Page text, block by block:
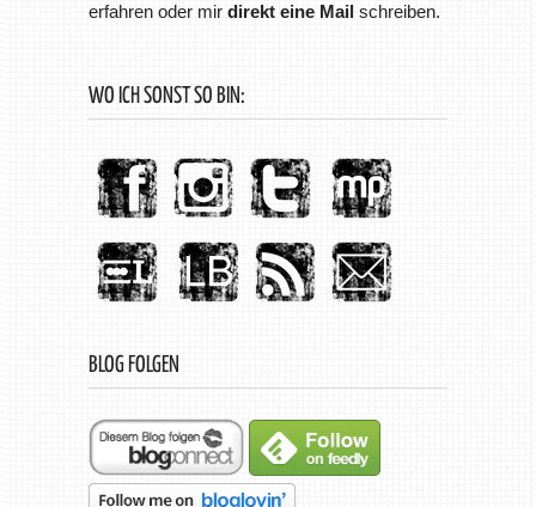
erfahren oder mir direkt eine Mailschreiben.
WO ICH SONST SO BIN:
BLOG FOLGEN